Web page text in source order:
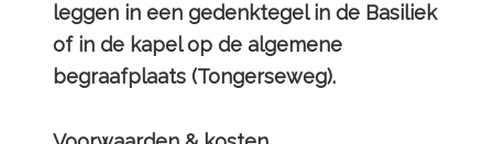
leggen in een gedenktegel in de Basiliek
of in de kapel op de algemene
begraafplaats (Tongerseweg).